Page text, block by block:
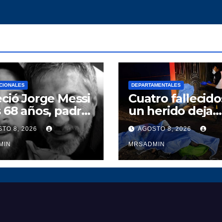
Jorge Messi
68 años, padre
de Lionel
8, 2026
DEPARTAMENTALES
Cuatro
un herido deja
ataque armado
La Gomera,
Escuintla
AGOSTO 8, 2026
MRSADMIN